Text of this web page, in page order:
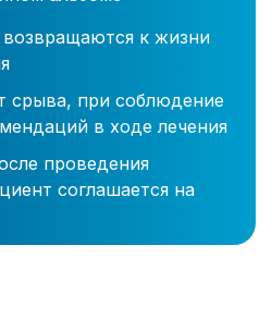
к жизни
срыва, при соблюдение
в ходе лечения
проведения
соглашается на